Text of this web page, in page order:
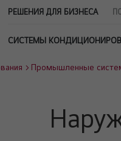
РЕШЕНИЯ ДЛЯ БИЗНЕСА
СИСТЕМЫ
Промышленные